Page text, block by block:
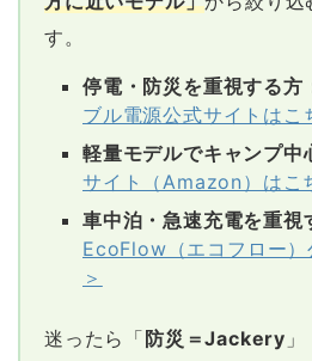
す。
停電・防災を重視する方
ブル電源公式サイトはこ
軽量モデルでキャンプ中
サイト（Amazon）はこ
車中泊・急速充電を重視
EcoFlow（エコフロー）
＞
迷ったら「 防災＝Jackery